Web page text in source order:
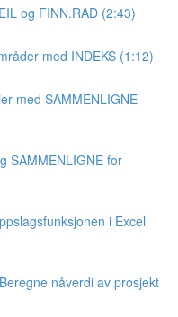
og FINN.RAD (2:43)
med INDEKS (1:12)
med SAMMENLIGNE
SAMMENLIGNE for
i Excel
nåverdi av prosjekt